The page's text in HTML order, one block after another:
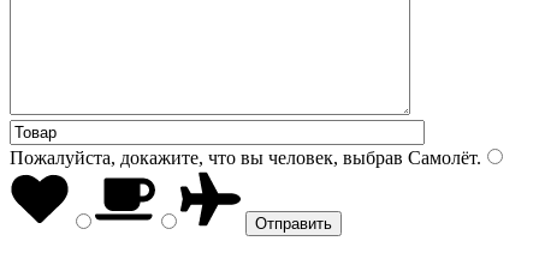
Пожалуйста, докажите, что вы человек, выбрав Самолёт.